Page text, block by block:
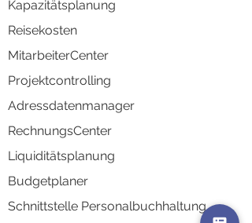
Kapazitätsplanung
Reisekosten
MitarbeiterCenter
Projektcontrolling
Adressdatenmanager
RechnungsCenter
Liquiditätsplanung
Budgetplaner
Schnittstelle Personalbuchhaltung